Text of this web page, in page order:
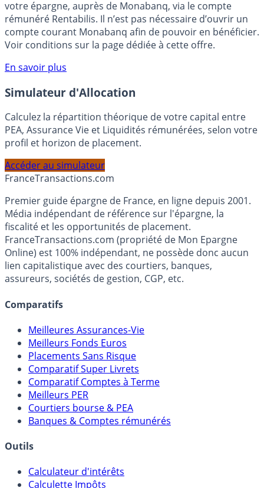
Bénéficiez de cette offre de placement sans risque pour
votre épargne, auprès de Monabanq, via le compte
rémunéré Rentabilis. Il n’est pas nécessaire d’ouvrir un
Voir conditions sur la page dédiée à cette offre.
En savoir plus
Simulateur d'Allocation
Calculez la répartition théorique de votre capital entre
profil et horizon de placement.
FranceTransactions.com
Premier guide épargne de France, en ligne depuis 2001.
Média indépendant de référence sur l'épargne, la
fiscalité et les opportunités de placement.
FranceTransactions.com (propriété de Mon Epargne
Online) est 100% indépendant, ne possède donc aucun
assureurs, sociétés de gestion, CGP, etc.
Comparatifs
Meilleures Assurances-Vie
Meilleurs Fonds Euros
Placements Sans Risque
Comparatif Super Livrets
Comparatif Comptes à Terme
Meilleurs PER
Banques & Comptes rémunérés
Outils